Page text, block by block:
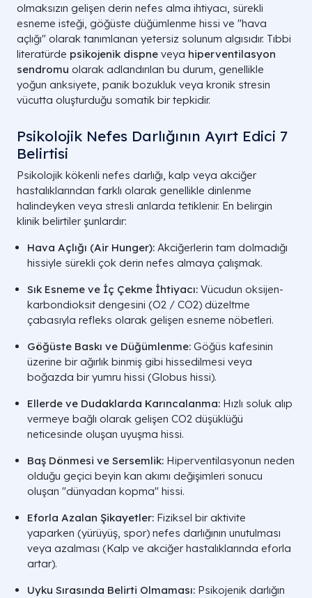
olmaksızın gelişen derin nefes alma ihtiyacı, sürekli
esneme isteği, göğüste düğümlenme hissi ve "hava
açlığı" olarak tanımlanan yetersiz solunum algısıdır. Tıbbi
literatürde psikojenik dispne veya hiperventilasyon
sendromu olarak adlandırılan bu durum, genellikle
yoğun anksiyete, panik bozukluk veya kronik stresin
vücutta oluşturduğu somatik bir tepkidir.
Psikolojik Nefes Darlığının Ayırt Edici 7
Belirtisi
Psikolojik kökenli nefes darlığı, kalp veya akciğer
hastalıklarından farklı olarak genellikle dinlenme
halindeyken veya stresli anlarda tetiklenir. En belirgin
klinik belirtiler şunlardır:
Hava Açlığı (Air Hunger): Akciğerlerin tam dolmadığı
hissiyle sürekli çok derin nefes almaya çalışmak.
Sık Esneme ve İç Çekme İhtiyacı: Vücudun oksijen-
karbondioksit dengesini (O2 / CO2) düzeltme
çabasıyla refleks olarak gelişen esneme nöbetleri.
Göğüste Baskı ve Düğümlenme: Göğüs kafesinin
üzerine bir ağırlık binmiş gibi hissedilmesi veya
boğazda bir yumru hissi (Globus hissi).
Ellerde ve Dudaklarda Karıncalanma: Hızlı soluk alıp
vermeye bağlı olarak gelişen CO2 düşüklüğü
neticesinde oluşan uyuşma hissi.
Baş Dönmesi ve Sersemlik: Hiperventilasyonun neden
olduğu geçici beyin kan akımı değişimleri sonucu
oluşan "dünyadan kopma" hissi.
Eforla Azalan Şikayetler: Fiziksel bir aktivite
yaparken (yürüyüş, spor) nefes darlığının unutulması
veya azalması (Kalp ve akciğer hastalıklarında eforla
artar).
Uyku Sırasında Belirti Olmaması: Psikojenik darlığın